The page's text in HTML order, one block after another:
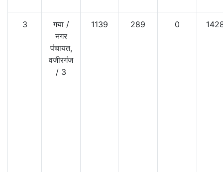
3 गया/
नगर
पंचायत,
वजीरगंज
/ 3
1139 289 0